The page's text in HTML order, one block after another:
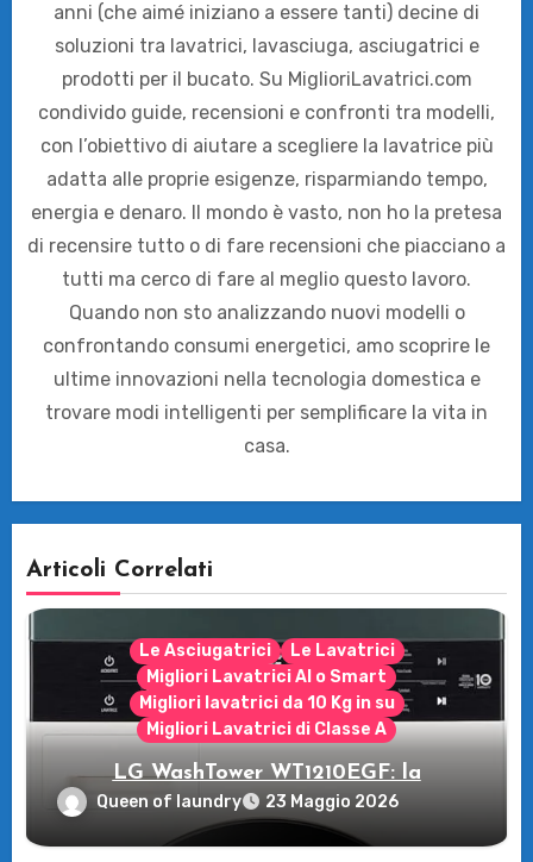
anni (che aimé iniziano a essere tanti) decine di
soluzioni tra lavatrici, lavasciuga, asciugatrici e
prodotti per il bucato. Su MiglioriLavatrici.com
condivido guide, recensioni e confronti tra modelli,
con l’obiettivo di aiutare a scegliere la lavatrice più
adatta alle proprie esigenze, risparmiando tempo,
energia e denaro. Il mondo è vasto, non ho la pretesa
di recensire tutto o di fare recensioni che piacciano a
tutti ma cerco di fare al meglio questo lavoro.
Quando non sto analizzando nuovi modelli o
confrontando consumi energetici, amo scoprire le
ultime innovazioni nella tecnologia domestica e
trovare modi intelligenti per semplificare la vita in
casa.
Articoli Correlati
Le Asciugatrici
Le Lavatrici
Migliori Lavatrici AI o Smart
Migliori lavatrici da 10 Kg in su
Migliori Lavatrici di Classe A
LG WashTower WT1210EGF: la
rivoluzione intelligente per il tuo bucato!
Queen of laundry 23 Maggio 2026